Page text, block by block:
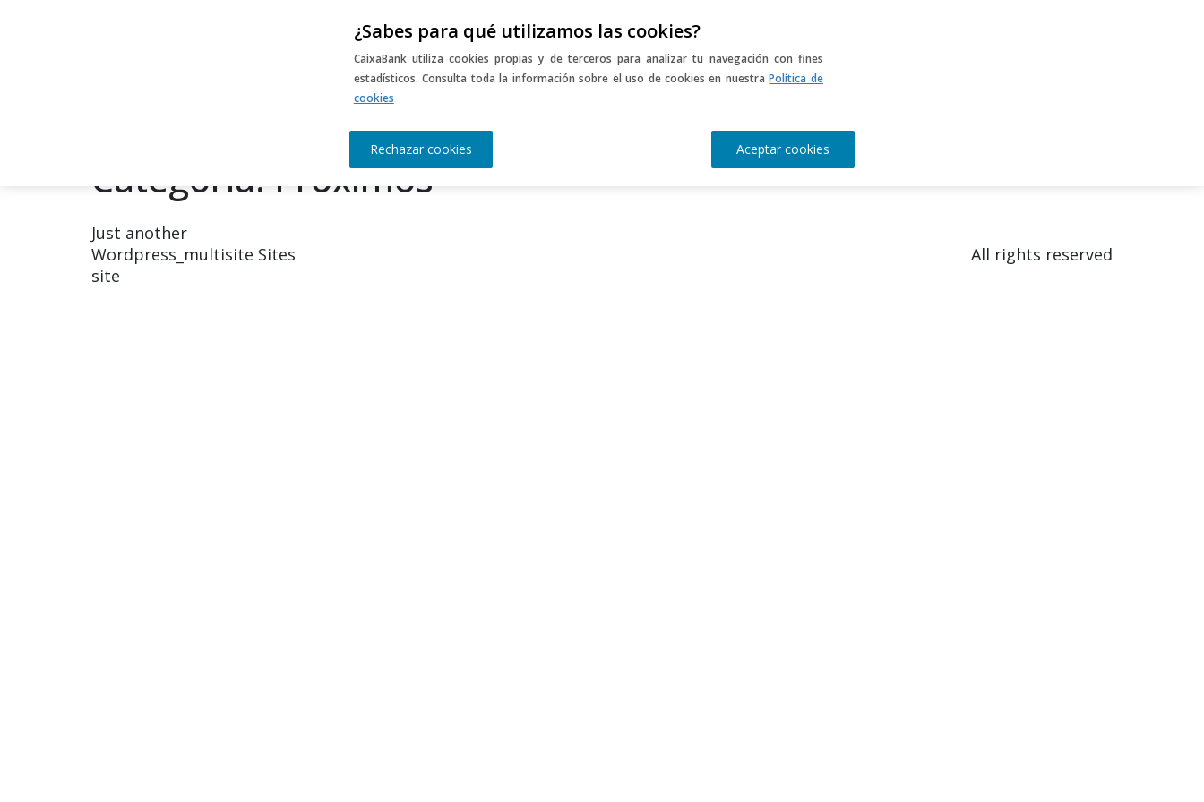
¿Sabes para qué utilizamos las cookies?
CaixaBank utiliza cookies propias y de terceros para analizar tu navegación con fines
estadísticos. Consulta toda la información sobre el uso de cookies en nuestraPolítica de
cookies
Rechazar cookies Aceptar cookies
Just another Wordpress_multisite Sites
CURSO ONLINE CURSOS PRESENCIALES MEDIATECA
EL OBSERVATORIO
Categoría: Próximos
Just another
Wordpress_multisite Sites
site
All rights reserved